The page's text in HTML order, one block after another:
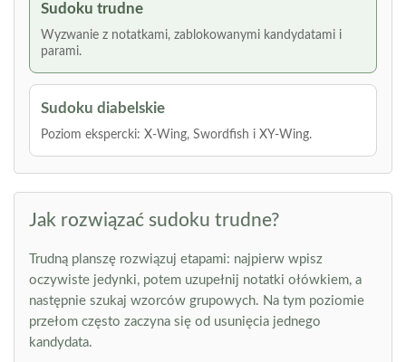
Sudoku trudne
Wyzwanie z notatkami, zablokowanymi kandydatami i
parami.
Sudoku diabelskie
Poziom ekspercki: X-Wing, Swordfish i XY-Wing.
Jak rozwiązać sudoku trudne?
Trudną planszę rozwiązuj etapami: najpierw wpisz
oczywiste jedynki, potem uzupełnij notatki ołówkiem, a
następnie szukaj wzorców grupowych. Na tym poziomie
przełom często zaczyna się od usunięcia jednego
kandydata.